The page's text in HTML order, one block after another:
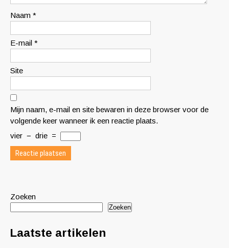
Naam *
E-mail *
Site
Mijn naam, e-mail en site bewaren in deze browser voor de
volgende keer wanneer ik een reactie plaats.
vier − drie =
Zoeken
Zoeken
Laatste artikelen